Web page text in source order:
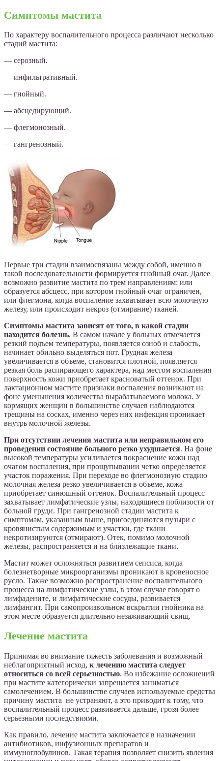
Симптомы мастита
По характеру воспалительного процесса различают несколько
стадий мастита:
— серозный.
— инфильтративный.
— гнойный.
— абсцедирующий.
— флегмонозный.
— гангренозный.
Первые три стадии взаимосвязаны между собой, именно в
такой последовательности формируется гнойный очаг. Далее
возможно развитие мастита по трем направлениям: или
образуется абсцесс, при котором гнойный очаг ограничен,
или флегмона, когда воспаление захватывает всю молочную
железу, или происходит некроз (отмирание) тканей.
Симптомы мастита зависят от того, в какой стадии
находится болезнь. В самом начале у больных отмечается
резкий подъем температуры, появляется озноб и слабость,
начинает обильно выделяться пот. Грудная железа
увеличивается в объеме, становится плотной, появляется
резкая боль распирающего характера, над местом воспаления
поверхность кожи приобретает красноватый оттенок. При
лактационном мастите признаки воспаления возникают на
фоне уменьшения количества вырабатываемого молока. У
кормящих женщин в большинстве случаев наблюдаются
трещины на сосках, именно через них инфекция проникает
внутрь молочной железы.
При отсутствии лечения мастита или неправильном его
проведении состояние больного резко ухудшается. На фоне
высокой температуры усиливается покраснение кожи над
очагом воспаления, при прощупывании четко определяется
участок поражения. При переходе во флегмонозную стадию
молочная железа резко увеличивается в объеме, кожа
приобретает синюшный оттенок. Воспалительный процесс
захватывает лимфатические узлы, находящиеся поблизости от
больной груди. При гангренозной стадии мастита к
симптомам, указанным выше, присоединяются пузыри с
кровянистым содержимым и участки, где ткани
некротизируются (отмирают). Отек, помимо молочной
железы, распространяется и на близлежащие ткани.
Мастит может осложняться развитием сепсиса, когда
болезнетворные микроорганизмы проникают в кровеносное
русло. Также возможно распространение воспалительного
процесса на лимфатические узлы, в этом случае говорят о
лимфадените, и лимфатические сосуды, развивается
лимфангит. При самопроизвольном вскрытии гнойника на
этом месте образуется длительно незаживающий свищ.
Лечение мастита
Принимая во внимание тяжесть заболевания и возможный
неблагоприятный исход, к лечению мастита следует
относиться со всей серьезностью. Во избежание осложнений
при мастите категорически запрещается заниматься
самолечением. В большинстве случаев используемые средства
причину мастита не устраняют, а это приводит к тому, что
воспалительный процесс развивается дальше, грозя более
серьезными последствиями.
Как правило, лечение мастита заключается в назначении
антибиотиков, инфузионных препаратов и
иммуноглобулинов. Такая терапия позволяет снизить явления